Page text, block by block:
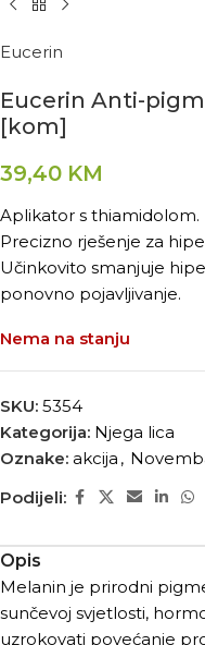
Eucerin
Eucerin Anti-
[kom]
39,40 KM
Aplikator s thiamidolom.
Precizno rješenje za
Učinkovito smanjuje
ponovno pojavljivanje.
Nema na stanju
SKU: 5354
Kategorija: Njega lica
Oznake: akcija ,
Podijeli:
Opis
Melanin je prirodni
sunčevoj svjetlosti,
uzrokovati povećanje